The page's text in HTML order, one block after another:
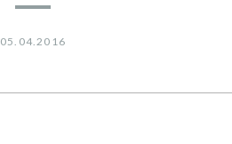
05.04.2016